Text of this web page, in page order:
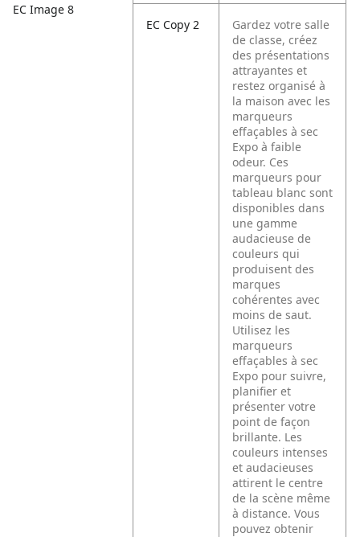
EC Image 8
EC Copy 2
Gardez votre salle
de classe, créez
des présentations
attrayantes et
restez organisé à
la maison avec les
marqueurs
effaçables à sec
Expo à faible
odeur. Ces
marqueurs pour
tableau blanc sont
disponibles dans
une gamme
audacieuse de
couleurs qui
produisent des
marques
cohérentes avec
moins de saut.
Utilisez les
marqueurs
effaçables à sec
Expo pour suivre,
planifier et
présenter votre
point de façon
brillante. Les
couleurs intenses
et audacieuses
attirent le centre
de la scène même
à distance. Vous
pouvez obtenir